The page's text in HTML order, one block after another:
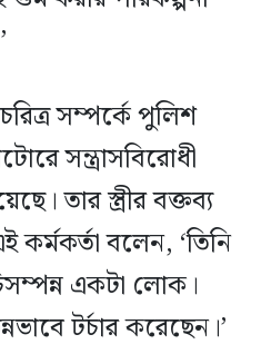
সম্পর্কে পুলিশ
সন্ত্রাসবিরোধী
তার স্ত্রীর বক্তব্য
বলেন, ‘তিনি
একটা লোক।
টর্চার করেছেন।’